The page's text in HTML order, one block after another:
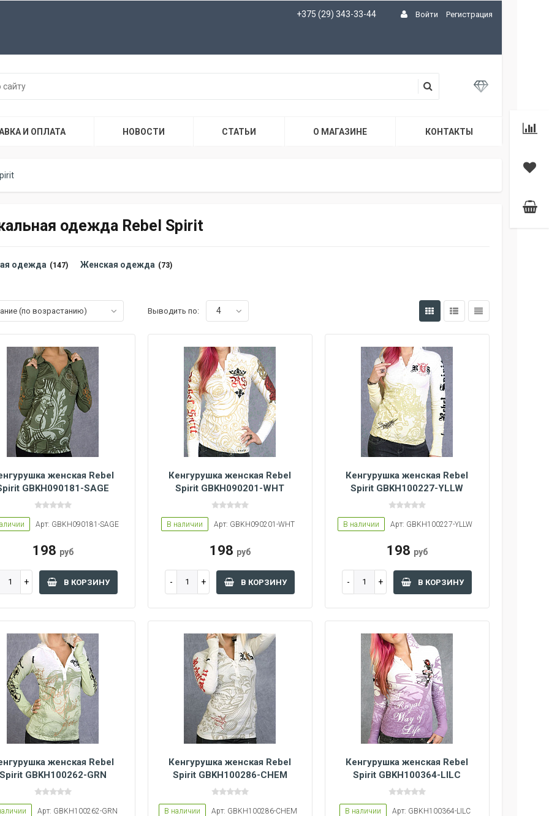
+375 (29) 343-33-44 Войти Регистрация
И ОПЛАТА НОВОСТИ СТАТЬИ О МАГАЗИНЕ КОНТАКТЫ
одежда Rebel Spirit
одежда (147) Женская одежда (73)
(по возрастанию) Выводить по: 4
женская Rebel
GBKH090181-SAGE
Арт: GBKH090181-SAGE
198 руб
В КОРЗИНУ
Кенгурушка женская Rebel
Spirit GBKH090201-WHT
В наличии Арт: GBKH090201-WHT
198 руб
В КОРЗИНУ
Women L
Кенгурушка женская Rebel
Spirit GBKH100227-YLLW
В наличии Арт: GBKH100227-YLLW
198 руб
В КОРЗИНУ
Women L Women M
женская Rebel
GBKH100262-GRN
Арт: GBKH100262-GRN
Кенгурушка женская Rebel
Spirit GBKH100286-CHEM
В наличии Арт: GBKH100286-CHEM
Women L
Кенгурушка женская Rebel
Spirit GBKH100364-LILC
В наличии Арт: GBKH100364-LILC
Women L Women M